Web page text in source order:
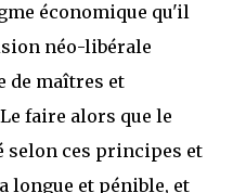
économique qu'il
néo-libérale
de maîtres et
faire alors que le
selon ces principes et
longue et pénible, et